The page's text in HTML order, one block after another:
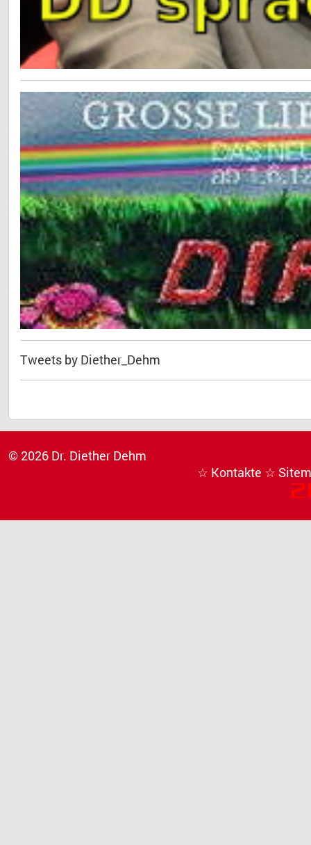
Tweets by Diether_Dehm
© 2026 Dr. Diether Dehm
☆ Kontakte ☆